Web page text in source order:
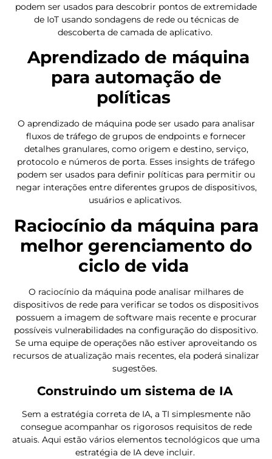
podem ser usados para descobrir pontos de extremidade
de IoT usando sondagens de rede ou técnicas de
descoberta de camada de aplicativo.
Aprendizado de máquina
para automação de
políticas
O aprendizado de máquina pode ser usado para analisar
fluxos de tráfego de grupos de endpoints e fornecer
detalhes granulares, como origem e destino, serviço,
protocolo e números de porta. Esses insights de tráfego
podem ser usados para definir políticas para permitir ou
negar interações entre diferentes grupos de dispositivos,
usuários e aplicativos.
Raciocínio da máquina para
melhor gerenciamento do
ciclo de vida
O raciocínio da máquina pode analisar milhares de
dispositivos de rede para verificar se todos os dispositivos
possuem a imagem de software mais recente e procurar
possíveis vulnerabilidades na configuração do dispositivo.
Se uma equipe de operações não estiver aproveitando os
recursos de atualização mais recentes, ela poderá sinalizar
sugestões.
Construindo um sistema de IA
Sem a estratégia correta de IA, a TI simplesmente não
consegue acompanhar os rigorosos requisitos de rede
atuais. Aqui estão vários elementos tecnológicos que uma
estratégia de IA deve incluir.